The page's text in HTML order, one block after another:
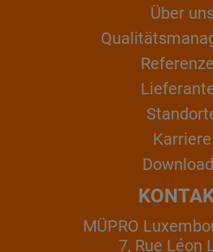
Über
Karriere
MÜPRO
7, Rue Léon